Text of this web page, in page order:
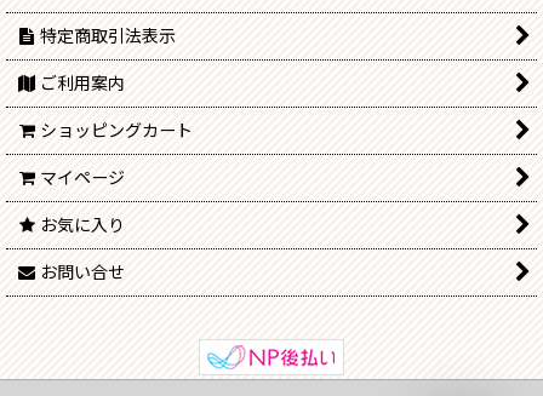
特定商取引法表示
ご利用案内
ショッピングカート
マイページ
お気に入り
お問い合せ